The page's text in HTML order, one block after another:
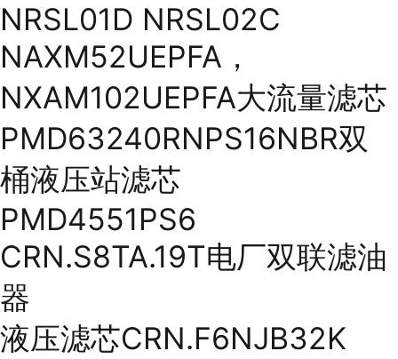
NRSL01D NRSL02C
NAXM52UEPFA，
NXAM102UEPFA大流量滤芯
PMD63240RNPS16NBR双
桶液压站滤芯
PMD4551PS6
CRN.S8TA.19T电厂双联滤油
器
液压滤芯CRN.F6NJB32K